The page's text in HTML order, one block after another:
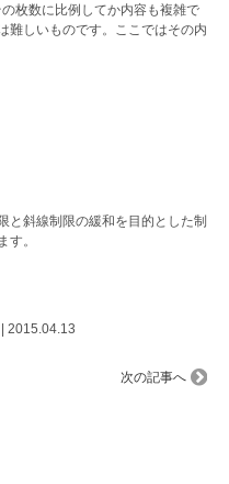
枚数に比例してか内容も複雑で
難しいものです。ここではその内
と斜線制限の緩和を目的とした制
す。
2015.04.13
次の記事へ